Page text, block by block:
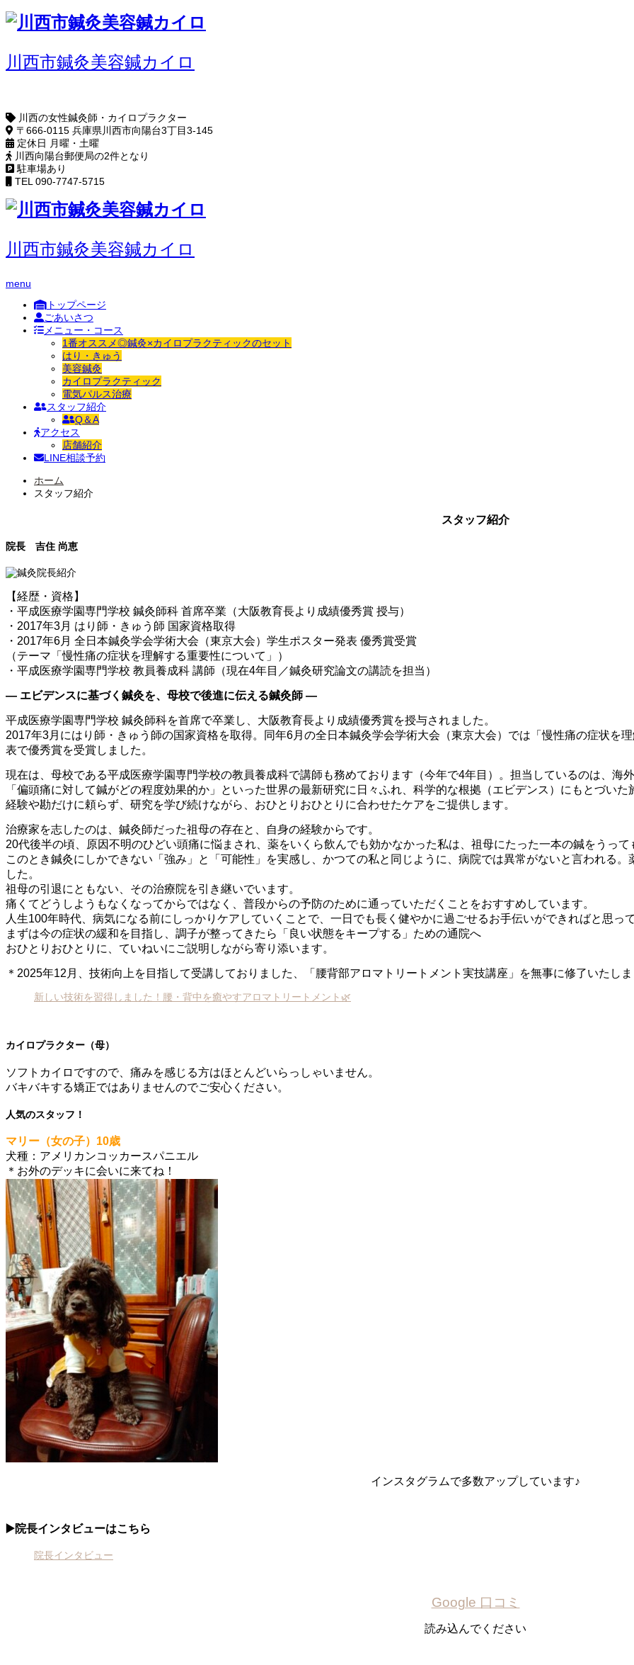
川西市鍼灸美容鍼カイロ
川西の女性鍼灸師・カイロプラクター
〒666-0115 兵庫県川西市向陽台3丁目3-145
定休日 月曜・土曜
川西向陽台郵便局の2件となり
駐車場あり
TEL 090-7747-5715
川西市鍼灸美容鍼カイロ
menu
トップページ
ごあいさつ
メニュー・コース
1番オススメ◎鍼灸×カイロプラクティックのセット
はり・きゅう
美容鍼灸
カイロプラクティック
電気パルス治療
スタッフ紹介
Q＆A
アクセス
店舗紹介
LINE相談予約
ホーム
スタッフ紹介
スタッフ紹介
院長 吉住 尚恵
【経歴・資格】
・平成医療学園専門学校 鍼灸師科 首席卒業（大阪教育長より成績優秀賞 授与）
・2017年3月 はり師・きゅう師 国家資格取得
・2017年6月 全日本鍼灸学会学術大会（東京大会）学生ポスター発表 優秀賞受賞
（テーマ「慢性痛の症状を理解する重要性について」）
・平成医療学園専門学校 教員養成科 講師（現在4年目／鍼灸研究論文の講読を担当）
― エビデンスに基づく鍼灸を、母校で後進に伝える鍼灸師 ―
平成医療学園専門学校 鍼灸師科を首席で卒業し、大阪教育長より成績優秀賞を授与されました。
2017年3月にはり師・きゅう師の国家資格を取得。同年6月の全日本鍼灸学会学術大会（東京大会）では「慢性痛の症状を
表で優秀賞を受賞しました。
現在は、母校である平成医療学園専門学校の教員養成科で講師も務めております（今年で4年目）。担当しているのは、海
「偏頭痛に対して鍼がどの程度効果的か」といった世界の最新研究に日々ふれ、科学的な根拠（エビデンス）にもとづい
経験や勘だけに頼らず、研究を学び続けながら、おひとりおひとりに合わせたケアをご提供します。
治療家を志したのは、鍼灸師だった祖母の存在と、自身の経験からです。
20代後半の頃、原因不明のひどい頭痛に悩まされ、薬をいくら飲んでも効かなかった私は、祖母にたった一本の鍼をうっ
このとき鍼灸にしかできない「強み」と「可能性」を実感し、かつての私と同じように、病院では異常がないと言われる
した。
祖母の引退にともない、その治療院を引き継いでいます。
痛くてどうしようもなくなってからではなく、普段からの予防のために通っていただくことをおすすめしています。
人生100年時代、病気になる前にしっかりケアしていくことで、一日でも長く健やかに過ごせるお手伝いができればと思っ
まずは今の症状の緩和を目指し、調子が整ってきたら「良い状態をキープする」ための通院へ
おひとりおひとりに、ていねいにご説明しながら寄り添います。
＊2025年12月、技術向上を目指して受講しておりました、「腰背部アロマトリートメント実技講座」を無事に修了いたし
新しい技術を習得しました！腰・背中を癒やすアロマトリートメント🌿
カイロプラクター（母）
ソフトカイロですので、痛みを感じる方はほとんどいらっしゃいません。
バキバキする矯正ではありませんのでご安心ください。
人気のスタッフ！
マリー（女の子）10歳
犬種：アメリカンコッカースパニエル
＊お外のデッキに会いに来てね！
インスタグラムで多数アップしています♪
▶️院長インタビューはこちら
院長インタビュー
Google 口コミ
読み込んでください